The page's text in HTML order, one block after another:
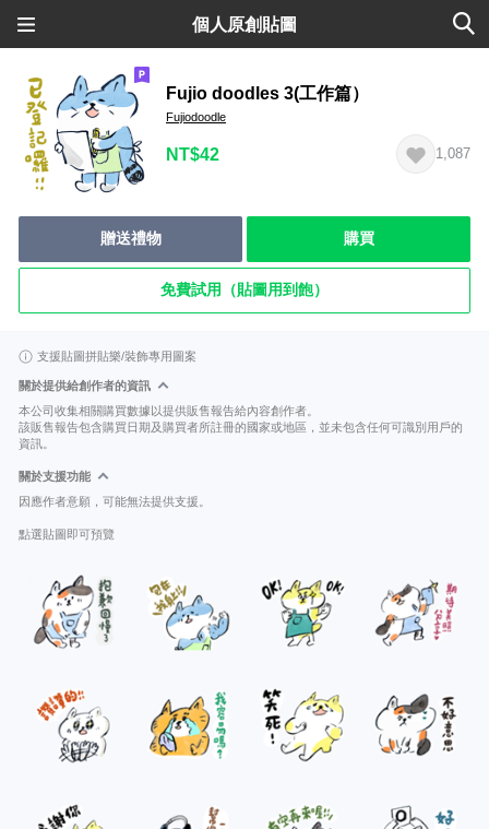
個人原創貼圖
Fujio doodles 3(工作篇）
Fujiodoodle
NT$42 1,087
贈送禮物 購買
免費試用（貼圖用到飽）
支援貼圖拼貼樂/裝飾專用圖案
關於提供給創作者的資訊
本公司收集相關購買數據以提供販售報告給內容創作者。
該販售報告包含購買日期及購買者所註冊的國家或地區，並未包含任何可識別用戶的
資訊。
關於支援功能
因應作者意願，可能無法提供支援。
點選貼圖即可預覽